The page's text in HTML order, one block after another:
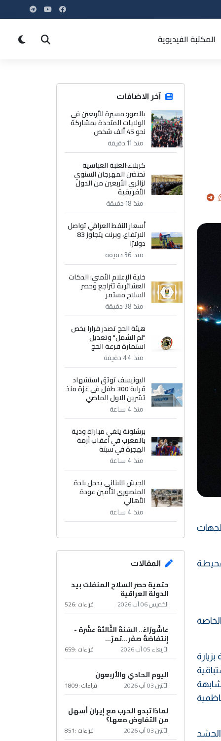
المكتبة الفيديوية
آخر الاضافات
بالصور: مسيرة للأربعين في
الولايات المتحدة بمشاركة
نحو 45 ألف شخص
منذ 11 دقيقة
كربلاء:العتبة العباسية
تحتضن المهرجان السنوي
لزائري الأربعين من الدول
الأفريقية
منذ 18 دقيقة
أسعار النفط العراقي تواصل
الارتفاع، وبرنت يتجاوز 83
دولارًا
منذ 36 دقيقة
خلية الإعلام الأمني: الدكات
العشائرية تتراجع وحصر
السلاح مستمر
منذ 38 دقيقة
هيئة الحج تصدر قرارا يخص
"لم الشمل" وتعديل
استمارة قرعة الحج
منذ 44 دقيقة
اليونيسف توثق استشهاد
قرابة 300 طفل في غزة منذ
تشرين الاول الماضي
منذ 4 ساعة
برشلونة يلغي مباراة ودية
بالمغرب في أعقاب أزمة
الهجرة في سبتة
منذ 4 ساعة
الجيش اللبناني يدخل بلدة
المنصوري لتأمين عودة
الأهالي
منذ 4 ساعة
المقالات
حتمية حصر السلاح المنفلت بيد
الدولة العراقية
الخميس 06 آب 2026 قراءات :526
عاشُورْاءُ.. السّنَةُ الثّالثةَ عشَرَة -
إِنتفاضةُ صفَر…تمرّ...
الأربعاء 05 آب 2026 قراءات :659
اليوم الحادي والأربعون
الأثنين 03 آب 2026 قراءات :1809
لماذا تبدو الحرب مع إيران أسهل
من التفاوض معها؟
الأثنين 03 آب 2026 قراءات :851